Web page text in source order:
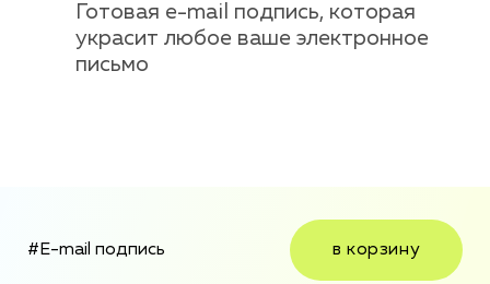
Готовая e-mail подпись, которая
украсит любое ваше электронное
письмо
#E-mail подпись в корзину